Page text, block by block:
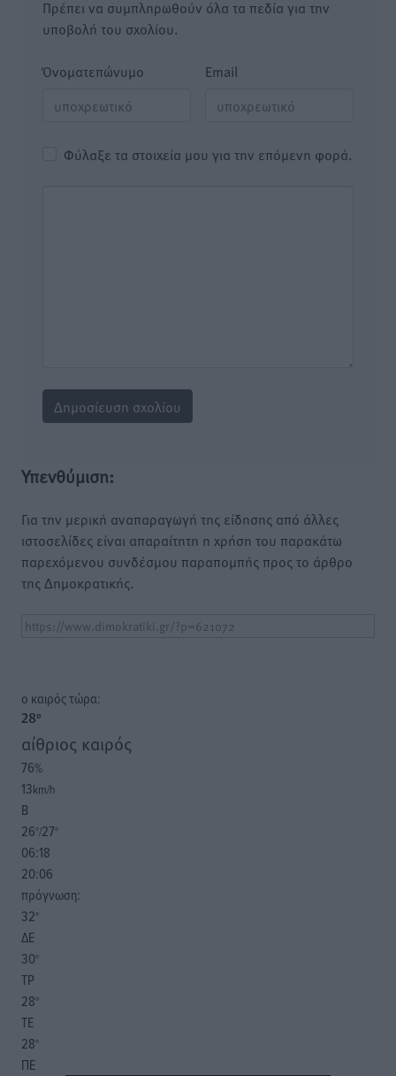
Πρέπει να συμπληρωθούν όλα τα πεδία για την
υποβολή του σχολίου.
Όνοματεπώνυμο Email
Φύλαξε τα στοιχεία μου για την επόμενη φορά.
Υπενθύμιση:
Για την μερική αναπαραγωγή της είδησης από άλλες
ιστοσελίδες είναι απαραίτητη η χρήση του παρακάτω
παρεχόμενου συνδέσμου παραπομπής προς το άρθρο
της Δημοκρατικής.
o καιρός τώρα:
28°
αίθριος καιρός
76%
13km/h
Β
26°/27°
06:18
20:06
πρόγνωση:
32°
ΔΕ
30°
ΤΡ
28°
ΤΕ
28°
ΠΕ